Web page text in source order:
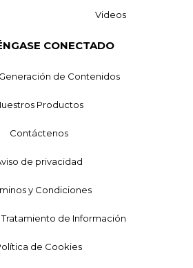
Videos
CONECTADO
de Contenidos
Productos
Contáctenos
de privacidad
y Condiciones
de Información
de Cookies